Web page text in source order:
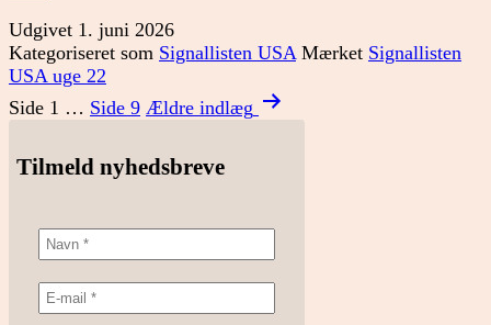
uge
22
Udgivet 1. juni 2026
Kategoriseret som Signallisten USA Mærket Signallisten
USA uge 22
Indlægsinddeling
Side 1 … Side 9 Ældre indlæg
Tilmeld nyhedsbreve